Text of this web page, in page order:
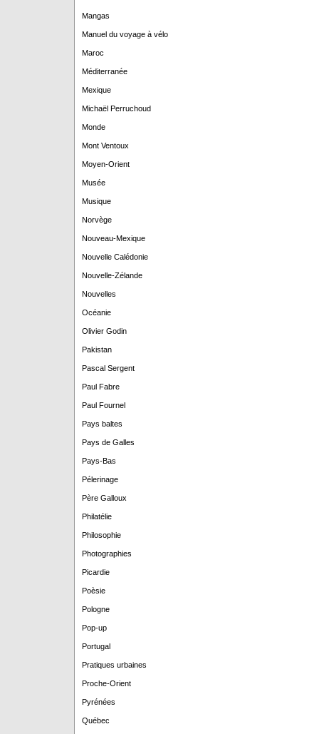
Mangas
Manuel du voyage à vélo
Maroc
Méditerranée
Mexique
Michaël Perruchoud
Monde
Mont Ventoux
Moyen-Orient
Musée
Musique
Norvège
Nouveau-Mexique
Nouvelle Calédonie
Nouvelle-Zélande
Nouvelles
Océanie
Olivier Godin
Pakistan
Pascal Sergent
Paul Fabre
Paul Fournel
Pays baltes
Pays de Galles
Pays-Bas
Pélerinage
Père Galloux
Philatélie
Philosophie
Photographies
Picardie
Poèsie
Pologne
Pop-up
Portugal
Pratiques urbaines
Proche-Orient
Pyrénées
Québec